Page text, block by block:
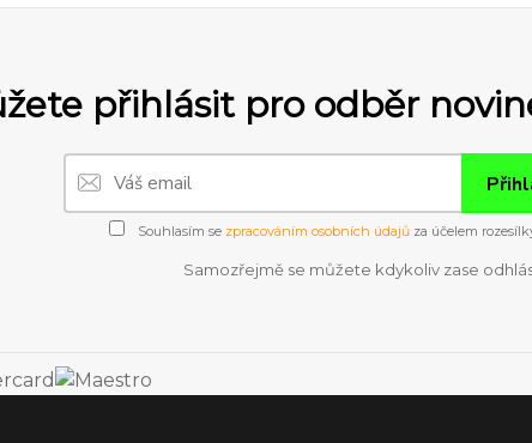
přihlásit pro odběr
Souhlasím se zpracováním osobních údajůza účelem
Samozřejmě se můžete kdykoliv zase